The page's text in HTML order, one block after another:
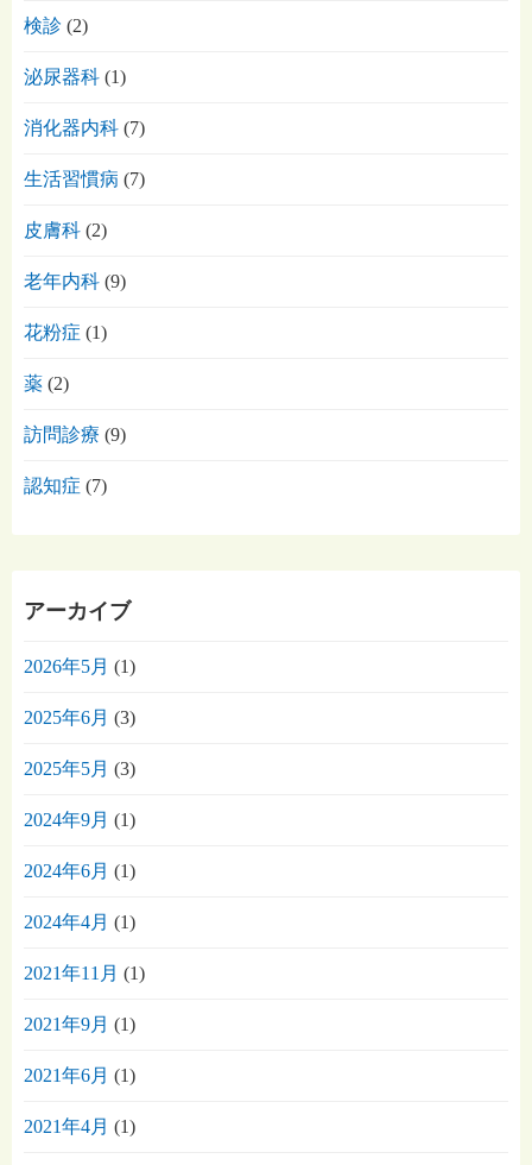
検診 (2)
泌尿器科 (1)
消化器内科 (7)
生活習慣病 (7)
皮膚科 (2)
老年内科 (9)
花粉症 (1)
薬 (2)
訪問診療 (9)
認知症 (7)
アーカイブ
2026年5月 (1)
2025年6月 (3)
2025年5月 (3)
2024年9月 (1)
2024年6月 (1)
2024年4月 (1)
2021年11月 (1)
2021年9月 (1)
2021年6月 (1)
2021年4月 (1)